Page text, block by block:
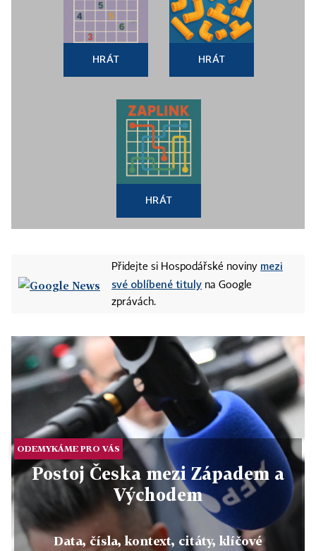
HRÁT HRÁT
HRÁT
Přidejte si Hospodářské noviny mezi
své oblíbené tituly na Google
zprávách.
ODEMYKÁME PRO VÁS
Postoj Česka mezi Západem a
Východem
Data, čísla, kontext, citáty, klíčové